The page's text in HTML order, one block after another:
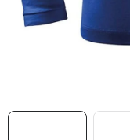
O nás Časté otázky
Obchodní podmínky